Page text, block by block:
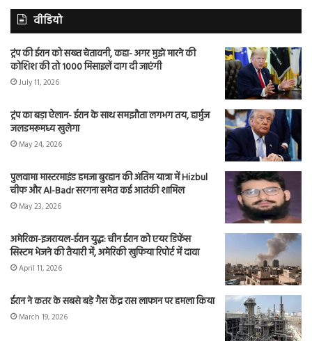
वीडियो
ट्रंप की ईरान को सख्त चेतावनी, कहा- अगर मुझे मारने की
कोशिश की तो 1000 मिसाइलें दाग दी जाएंगी
July 11, 2026
ट्रंप का बड़ा ऐलान- ईरान के साथ समझौता लगभग तय, हार्मुज
जलडमरूमध्य खुलेगा
May 24, 2026
पुलवामा मास्टरमाइंड हमजा बुरहान की अंतिम यात्रा में Hizbul
चीफ और Al-Badr सरगना समेत कई आतंकी शामिल
May 23, 2026
अमेरिका-इजरायल-ईरान युद्ध: चीन ईरान को एयर डिफेंस
सिस्टम भेजने की तैयारी में, अमेरिकी खुफिया रिपोर्ट में दावा
April 11, 2026
ईरान ने कतर के सबसे बड़े गैस केंद्र रास लाफान पर हमला किया
March 19, 2026